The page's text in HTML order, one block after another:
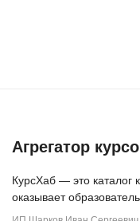
Агрегатор
КурсХаб — это каталог
оказывает